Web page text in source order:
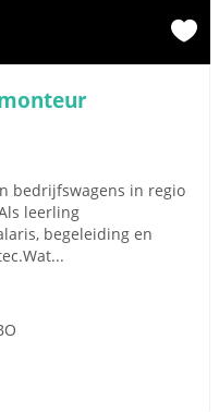
bedrijfswagens in regio
leerling
begeleiding en